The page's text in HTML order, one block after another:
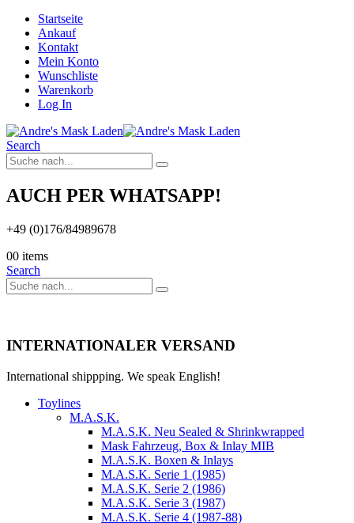
Startseite
Ankauf
Kontakt
Mein Konto
Wunschliste
Warenkorb
Log In
Search
AUCH PER WHATSAPP!
+49 (0)176/84989678
00 items
Search
INTERNATIONALER VERSAND
International shippping. We speak English!
Toylines
M.A.S.K.
M.A.S.K. Neu Sealed & Shrinkwrapped
Mask Fahrzeug, Box & Inlay MIB
M.A.S.K. Boxen & Inlays
M.A.S.K. Serie 1 (1985)
M.A.S.K. Serie 2 (1986)
M.A.S.K. Serie 3 (1987)
M.A.S.K. Serie 4 (1987-88)